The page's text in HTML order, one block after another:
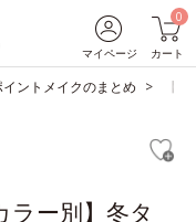
マイページ
0
カート
イントメイクのまとめ 【
ラー別】冬タ